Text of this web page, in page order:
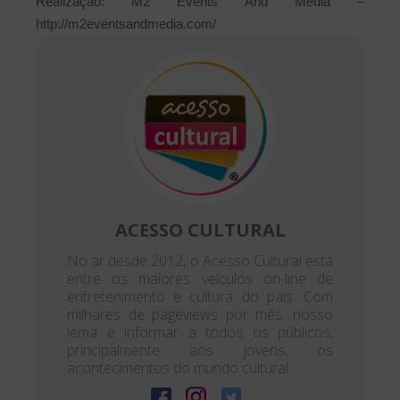
http://m2eventsandmedia.com/
ACESSO CULTURAL
No ar desde 2012, o Acesso Cultural está
entre os maiores veículos on-line de
entretenimento e cultura do país. Com
milhares de pageviews por mês, nosso
lema é informar a todos os públicos,
principalmente aos jovens, os
acontecimentos do mundo cultural.